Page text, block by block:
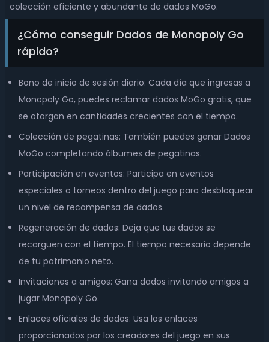
colección eficiente y abundante de dados MoGo.
¿Cómo conseguir Dados de Monopoly Go
rápido?
Bono de inicio de sesión diario: Cada día que ingresas a
Monopoly Go, puedes reclamar dados MoGo gratis, que
se otorgan en cantidades crecientes con el tiempo.
Colección de pegatinas: También puedes ganar Dados
MoGo completando álbumes de pegatinas.
Participación en eventos: Participa en eventos
especiales o torneos dentro del juego para desbloquear
un nivel de recompensa de dados.
Regeneración de dados: Deja que tus dados se
recarguen con el tiempo. El tiempo necesario depende
de tu patrimonio neto.
Invitaciones a amigos: Gana dados invitando amigos a
jugar Monopoly Go.
Enlaces oficiales de dados: Usa los enlaces
proporcionados por los creadores del juego en sus